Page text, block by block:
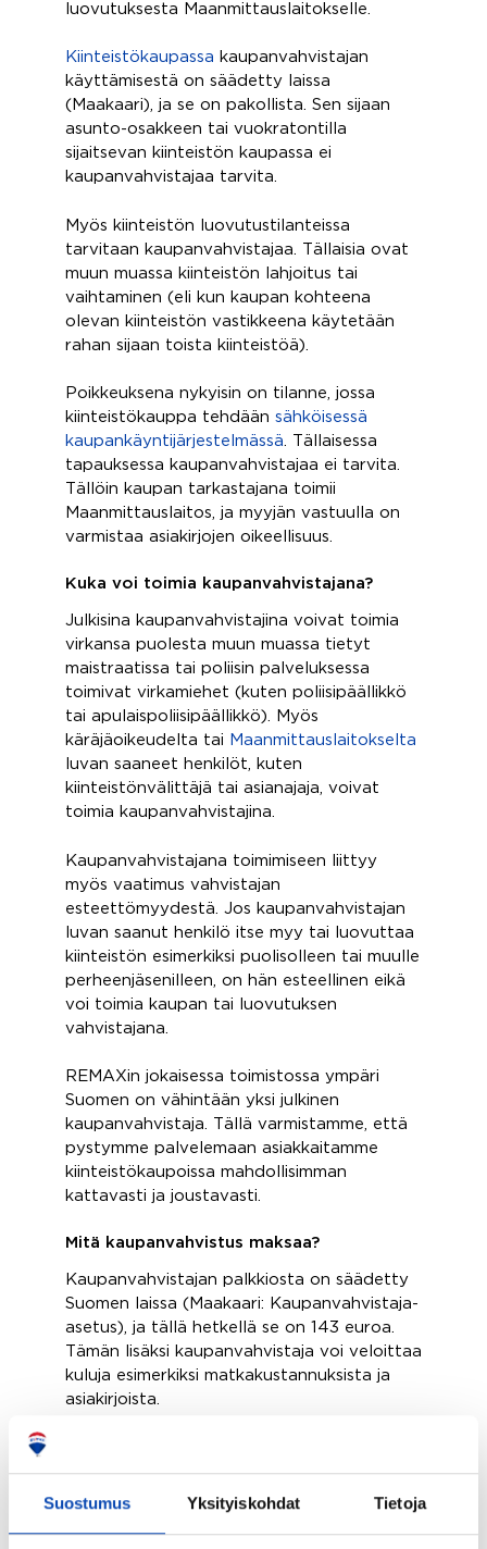
Suostumus Yksityiskohdat Tietoja
luovutuksesta Maanmittauslaitokselle.
Kiinteistökaupassa
kaupanvahvistajan
käyttämisestä on säädetty laissa
(Maakaari), ja se on pakollista. Sen sijaan
asunto-osakkeen tai vuokratontilla
sijaitsevan kiinteistön kaupassa ei
kaupanvahvistajaa tarvita.
Myös kiinteistön luovutustilanteissa
tarvitaan kaupanvahvistajaa. Tällaisia ovat
muun muassa kiinteistön lahjoitus tai
vaihtaminen (eli kun kaupan kohteena
olevan kiinteistön vastikkeena käytetään
rahan sijaan toista kiinteistöä).
Poikkeuksena nykyisin on tilanne, jossa
kiinteistökauppa tehdään sähköisessä
kaupankäyntijärjestelmässä . Tällaisessa
tapauksessa kaupanvahvistajaa ei tarvita.
Tällöin kaupan tarkastajana toimii
Maanmittauslaitos, ja myyjän vastuulla on
varmistaa asiakirjojen oikeellisuus.
Kuka voi toimia kaupanvahvistajana?
Julkisina kaupanvahvistajina voivat toimia
virkansa puolesta muun muassa tietyt
maistraatissa tai poliisin palveluksessa
toimivat virkamiehet (kuten poliisipäällikkö
tai apulaispoliisipäällikkö). Myös
käräjäoikeudelta tai
Maanmittauslaitokselta
luvan saaneet henkilöt, kuten
kiinteistönvälittäjä tai asianajaja, voivat
toimia kaupanvahvistajina.
Kaupanvahvistajana toimimiseen liittyy
myös vaatimus vahvistajan
esteettömyydestä. Jos kaupanvahvistajan
luvan saanut henkilö itse myy tai luovuttaa
kiinteistön esimerkiksi puolisolleen tai muulle
perheenjäsenilleen, on hän esteellinen eikä
voi toimia kaupan tai luovutuksen
vahvistajana.
REMAXin jokaisessa toimistossa ympäri
Suomen on vähintään yksi julkinen
kaupanvahvistaja. Tällä varmistamme, että
pystymme palvelemaan asiakkaitamme
kiinteistökaupoissa mahdollisimman
kattavasti ja joustavasti.
Mitä kaupanvahvistus maksaa?
Kaupanvahvistajan palkkiosta on säädetty
Suomen laissa (Maakaari: Kaupanvahvistaja-
asetus), ja tällä hetkellä se on 143 euroa.
Tämän lisäksi kaupanvahvistaja voi veloittaa
kuluja esimerkiksi matkakustannuksista ja
asiakirjoista.
jaetaan tyypillisimmin puoliksi kiinteistön
myyjän ja ostajan kesken.